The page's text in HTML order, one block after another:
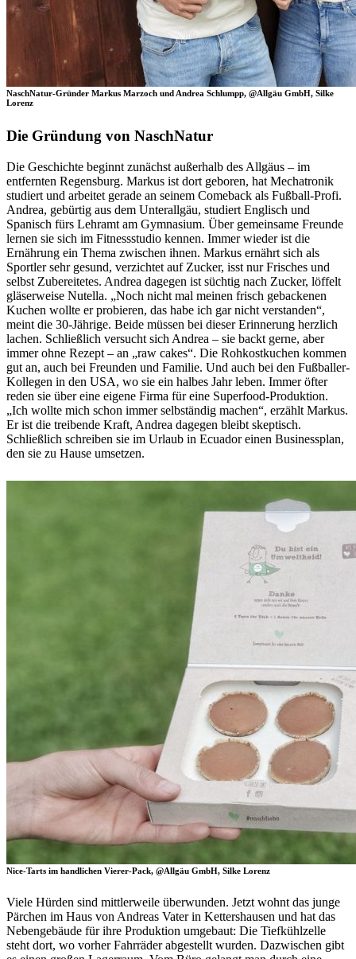
NaschNatur-Gründer Markus Marzoch und Andrea Schlumpp, @Allgäu GmbH, Silke
Lorenz
Die Gründung von NaschNatur
Die Geschichte beginnt zunächst außerhalb des Allgäus – im
entfernten Regensburg. Markus ist dort geboren, hat Mechatronik
studiert und arbeitet gerade an seinem Comeback als Fußball-Profi.
Andrea, gebürtig aus dem Unterallgäu, studiert Englisch und
Spanisch fürs Lehramt am Gymnasium. Über gemeinsame Freunde
lernen sie sich im Fitnessstudio kennen. Immer wieder ist die
Ernährung ein Thema zwischen ihnen. Markus ernährt sich als
Sportler sehr gesund, verzichtet auf Zucker, isst nur Frisches und
selbst Zubereitetes. Andrea dagegen ist süchtig nach Zucker, löffelt
gläserweise Nutella. „Noch nicht mal meinen frisch gebackenen
Kuchen wollte er probieren, das habe ich gar nicht verstanden“,
meint die 30-Jährige. Beide müssen bei dieser Erinnerung herzlich
lachen. Schließlich versucht sich Andrea – sie backt gerne, aber
immer ohne Rezept – an „raw cakes“. Die Rohkostkuchen kommen
gut an, auch bei Freunden und Familie. Und auch bei den Fußballer-
Kollegen in den USA, wo sie ein halbes Jahr leben. Immer öfter
reden sie über eine eigene Firma für eine Superfood-Produktion.
„Ich wollte mich schon immer selbständig machen“, erzählt Markus.
Er ist die treibende Kraft, Andrea dagegen bleibt skeptisch.
Schließlich schreiben sie im Urlaub in Ecuador einen Businessplan,
den sie zu Hause umsetzen.
Nice-Tarts im handlichen Vierer-Pack, @Allgäu GmbH, Silke Lorenz
Viele Hürden sind mittlerweile überwunden. Jetzt wohnt das junge
Pärchen im Haus von Andreas Vater in Kettershausen und hat das
Nebengebäude für ihre Produktion umgebaut: Die Tiefkühlzelle
steht dort, wo vorher Fahrräder abgestellt wurden. Dazwischen gibt